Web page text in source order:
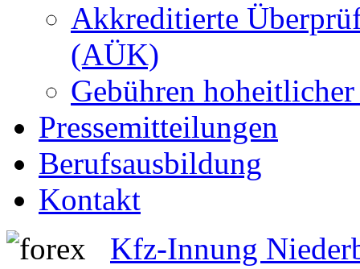
Akkreditierte
(AÜK)
Gebühren
Pressemitteilungen
Berufsausbildung
Kontakt
Kfz-Innung